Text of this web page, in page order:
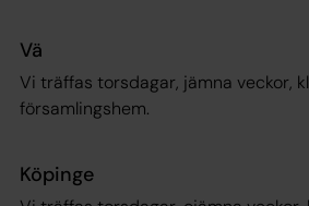
Vä
Vi träffas torsdagar, jämna veckor,
församlingshem.
Köpinge